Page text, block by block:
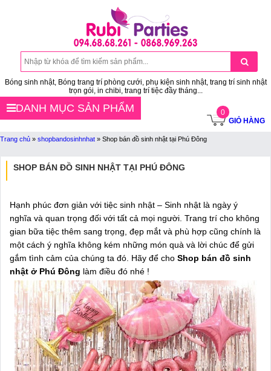
Bóng sinh nhật, Bóng trang trí phòng cưới, phụ kiện sinh nhật, trang trí sinh nhật
trọn gói, in chibi, trang trí tiệc đầy tháng...
0
GIỎ HÀNG
DANH MỤC SẢN PHẨM
Trang chủ » shopbandosinhnhat » Shop bán đồ sinh nhật tại Phú Đông
SHOP BÁN ĐỒ SINH NHẬT TẠI PHÚ ĐÔNG
Hạnh phúc đơn giản với tiệc sinh nhật – Sinh nhật là ngày ý
nghĩa và quan trọng đối với tất cả mọi người. Trang trí cho không
gian bữa tiệc thêm sang trọng, đẹp mắt và phù hợp cũng chính là
một cách ý nghĩa không kém những món quà và lời chúc để gửi
gắm tình cảm của chúng ta đó. Hãy để cho Shop bán đồ sinh
nhật ở Phú Đông làm điều đó nhé !